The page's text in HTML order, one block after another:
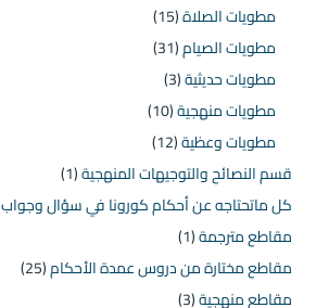
مطويات الصلاة(15)
مطويات الصيام(31)
مطويات حديثية(3)
مطويات منهجية(10)
مطويات وعظية(12)
قسم النصائح والتوجيهات المنهجية(1)
كل ماتحتاجه عن أحكام كورونا في سؤال وجواب
مقاطع مترجمة(1)
مقاطع مختارة من دروس عمدة الأحكام(25)
مقاطع منهجية(3)